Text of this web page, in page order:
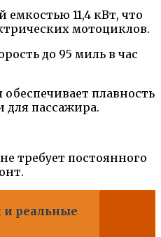
11,4 кВт, что
мотоциклов.
до 95 миль в час
плавность
для пассажира.
требует постоянного
и реальные